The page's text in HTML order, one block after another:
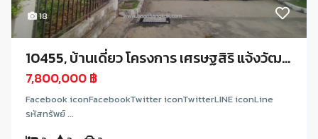
18
10455, บ้านเดี่ยว โครงการ เศรษฐสิริ แจ้งวัฒ...
7,800,000 ฿
Facebook iconFacebookTwitter iconTwitterLINE iconLine
รหัสทรัพย์ ...